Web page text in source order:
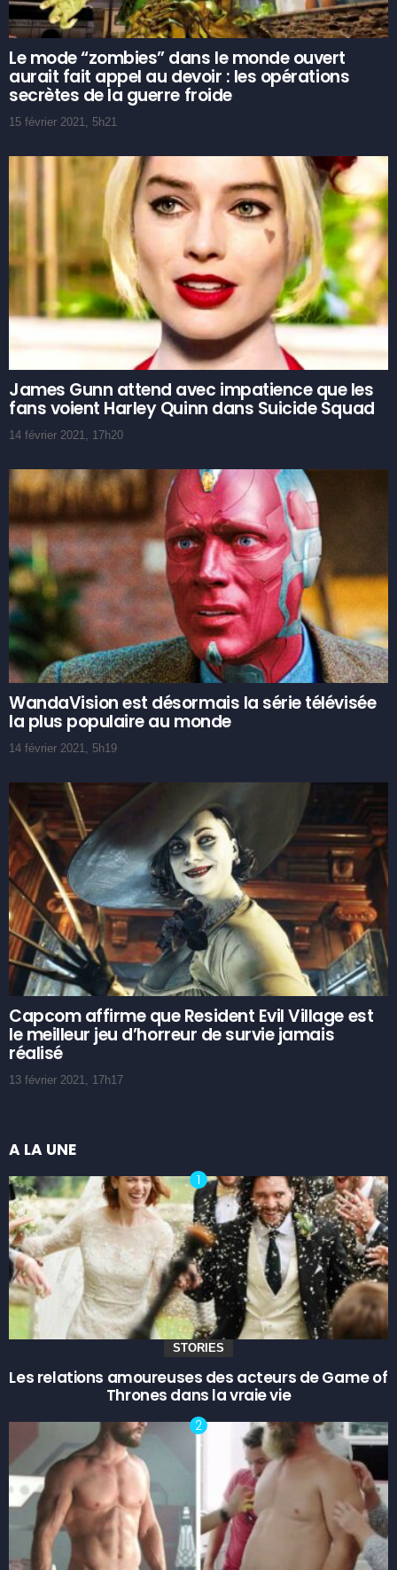
Le mode “zombies” dans le monde ouvert
aurait fait appel au devoir : les opérations
secrètes de la guerre froide
15 février 2021, 5h21
James Gunn attend avec impatience que les
fans voient Harley Quinn dans Suicide Squad
14 février 2021, 17h20
WandaVision est désormais la série télévisée
la plus populaire au monde
14 février 2021, 5h19
Capcom affirme que Resident Evil Village est
le meilleur jeu d’horreur de survie jamais
réalisé
13 février 2021, 17h17
A LA UNE
STORIES
Les relations amoureuses des acteurs de Game of
Thrones dans la vraie vie